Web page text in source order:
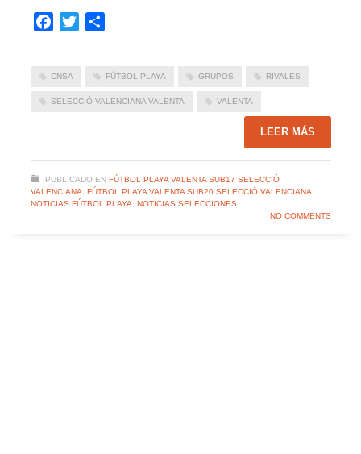
Facebook
Twitter
CNSA FÚTBOL PLAYA GRUPOS RIVALES
SELECCIÓ VALENCIANA VALENTA VALENTA
LEER MÁS
PUBLICADO EN FÚTBOL PLAYA VALENTA SUB17 SELECCIÓ
VALENCIANA, FÚTBOL PLAYA VALENTA SUB20 SELECCIÓ VALENCIANA,
NOTICIAS FÚTBOL PLAYA, NOTICIAS SELECCIONES
NO COMMENTS